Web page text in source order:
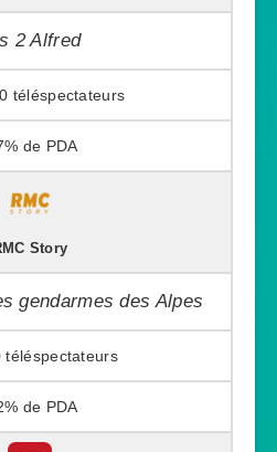
2 Alfred
Story
gendarmes des Alpes